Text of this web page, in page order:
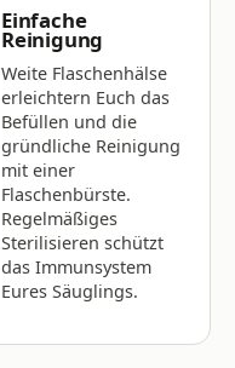
Einfache
Reinigung
Weite Flaschenhälse
erleichtern Euch das
Befüllen und die
gründliche Reinigung
mit einer
Flaschenbürste.
Regelmäßiges
Sterilisieren schützt
das Immunsystem
Eures Säuglings.